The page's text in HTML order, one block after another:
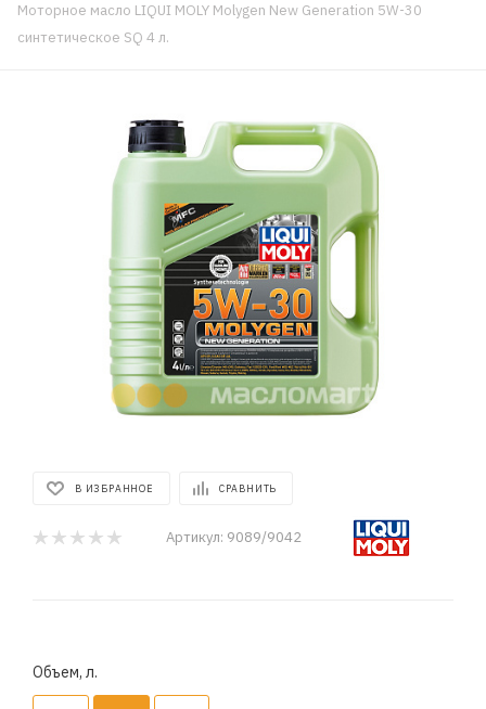
Моторное масло LIQUI MOLY Molygen New Generation 5W-30
синтетическое SQ 4 л.
В ИЗБРАННОЕ СРАВНИТЬ
Артикул: 9089/9042
Объем, л.